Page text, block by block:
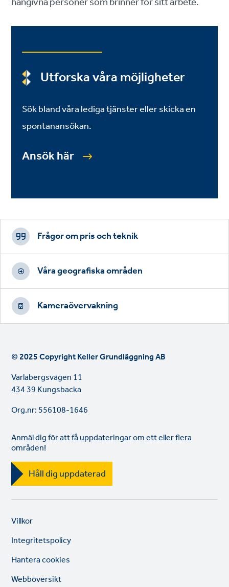
Utforska våra möjligheter
Sök bland våra lediga tjänster eller skicka en
spontanansökan.
Ansök här
Footer
CTAs
Frågor om pris och teknik
Våra geografiska områden
Kameraövervakning
© 2025 Copyright Keller Grundläggning AB
Varlabergsvägen 11
434 39 Kungsbacka
Org.nr: 556108-1646
Anmäl dig för att få uppdateringar om ett eller flera
områden!
Håll dig uppdaterad
Legal
Villkor
Integritetspolicy
Hantera cookies
Webböversikt